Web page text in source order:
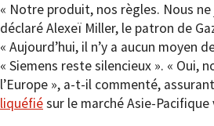
« Notre produit, nos règles. Nous
déclaré Alexeï Miller, le patron de
« Aujourd’hui, il n’y a aucun
« Siemens reste silencieux ». « Oui,
l’Europe », a-t-il commenté,
liquéfiésur le marché Asie-Pacifique